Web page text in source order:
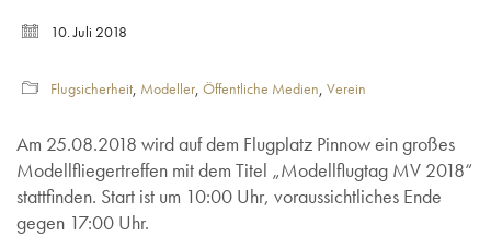
10. Juli 2018
Flugsicherheit, Modeller, Öffentliche Medien, Verein
Am 25.08.2018 wird auf dem Flugplatz Pinnow ein großes
Modellfliegertreffen mit dem Titel „Modellflugtag MV 2018“
stattfinden. Start ist um 10:00 Uhr, voraussichtliches Ende
gegen 17:00 Uhr.